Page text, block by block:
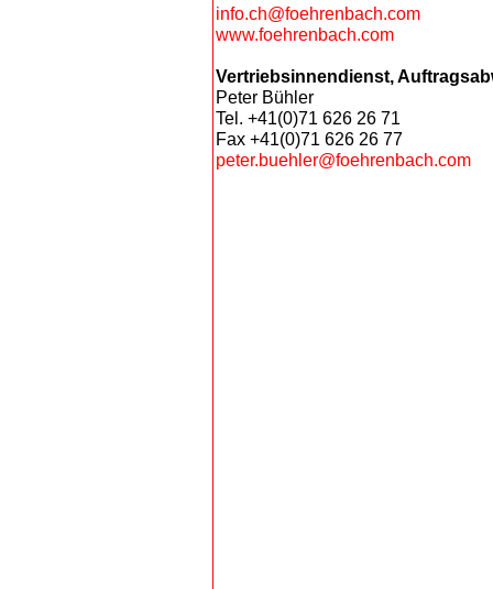
info.ch@foehrenbach.com
www.foehrenbach.com
Vertriebsinnendienst,
Peter Bühler
Tel. +41(0)71 626 26 71
Fax +41(0)71 626 26 77
peter.buehler@foehrenbach.com